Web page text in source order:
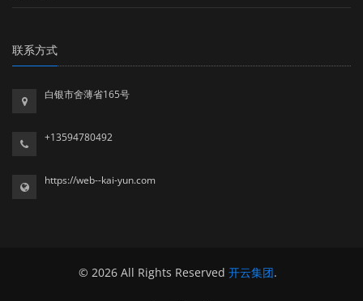
联系方式
白银市舍薄省165号
+13594780492
https://web--kai-yun.com
© 2026 All Rights Reserved 开云集团.